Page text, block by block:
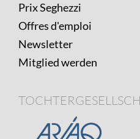
Prix Seghezzi
Offres d'emploi
Newsletter
Mitglied werden